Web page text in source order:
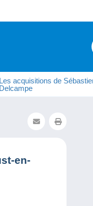
Les acquisitions de
Delcampe
en-